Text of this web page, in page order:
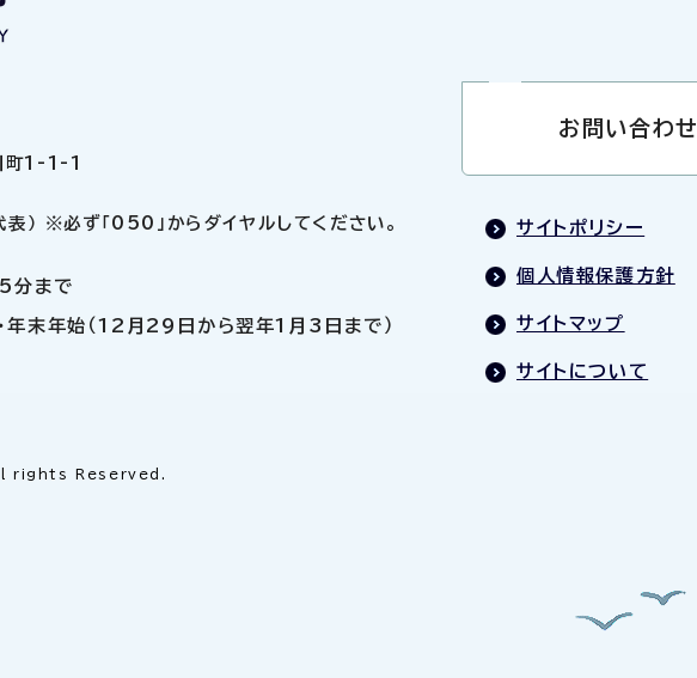
町1-1-1
※必ず「050」からダイヤルしてください。
分まで
年末年始（12月29日から翌年1月3日まで）
お問い合わせ
サイトポリシー
個人情報保護方針
サイトマップ
サイトについて
rights Reserved.